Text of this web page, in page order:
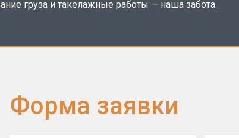
груза и такелажные работы — наша забота.
Форма заявки